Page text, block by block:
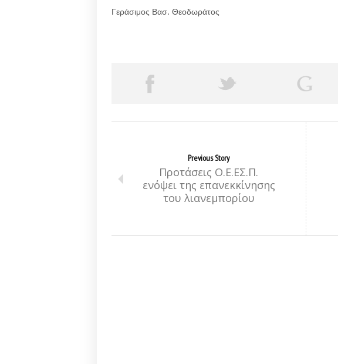
Γεράσιμος Βασ. Θεοδωράτος
Previous Story
Προτάσεις Ο.Ε.ΕΣ.Π.
ενόψει της επανεκκίνησης
του λιανεμπορίου